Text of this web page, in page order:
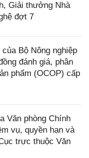
Giải thưởng Nhà
đợt 7
Bộ Nông nghiệp
đánh giá, phân
phẩm (OCOP) cấp
Văn phòng Chính
vụ, quyền hạn và
trực thuộc Văn